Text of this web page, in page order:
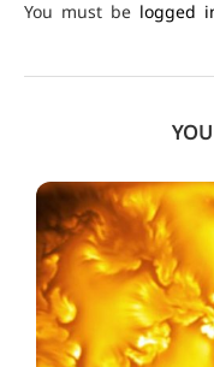
You must be logged